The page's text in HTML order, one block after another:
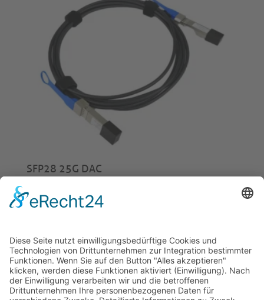
SFP28 25G DAC
ab
© 2026 Tecowin GmbH |Impressum|Datenschutz
| Widerrufsrecht|AGB| Gewährleistung|RMA